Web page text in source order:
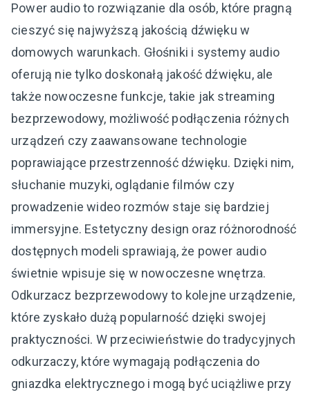
Power audio to rozwiązanie dla osób, które pragną
cieszyć się najwyższą jakością dźwięku w
domowych warunkach. Głośniki i systemy audio
oferują nie tylko doskonałą jakość dźwięku, ale
także nowoczesne funkcje, takie jak streaming
bezprzewodowy, możliwość podłączenia różnych
urządzeń czy zaawansowane technologie
poprawiające przestrzenność dźwięku. Dzięki nim,
słuchanie muzyki, oglądanie filmów czy
prowadzenie wideo rozmów staje się bardziej
immersyjne. Estetyczny design oraz różnorodność
dostępnych modeli sprawiają, że power audio
świetnie wpisuje się w nowoczesne wnętrza.
Odkurzacz bezprzewodowy to kolejne urządzenie,
które zyskało dużą popularność dzięki swojej
praktyczności. W przeciwieństwie do tradycyjnych
odkurzaczy, które wymagają podłączenia do
gniazdka elektrycznego i mogą być uciążliwe przy